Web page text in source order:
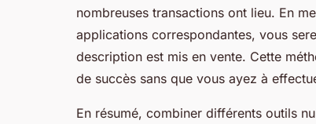
nombreuses transactions ont lieu. En
applications correspondantes, vous
description est mis en vente. Cette
de succès sans que vous ayez à
En résumé, combiner différents outils